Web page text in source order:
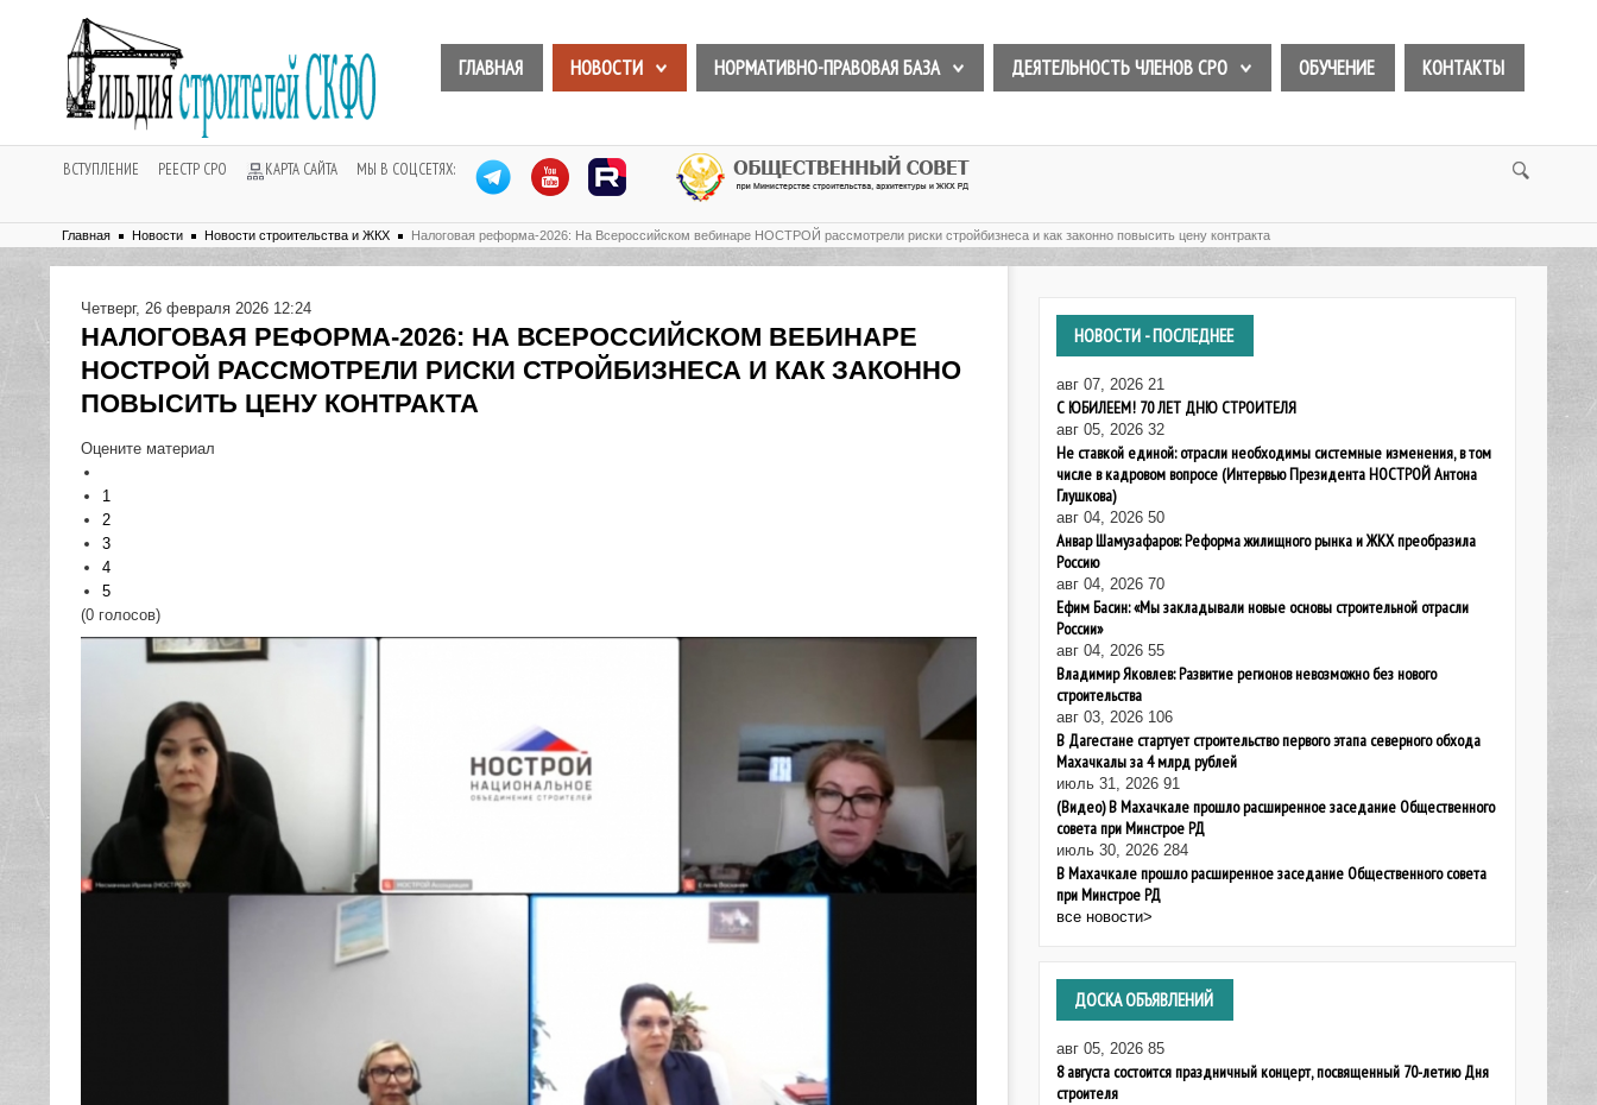
ГЛАВНАЯ НОВОСТИ НОРМАТИВНО-ПРАВОВАЯ БАЗА ДЕЯТЕЛЬНОСТЬ ЧЛЕНОВ СРО ОБУЧЕНИЕ КОНТАКТЫ
ВСТУПЛЕНИЕ РЕЕСТР СРО КАРТА САЙТА МЫ В СОЦСЕТЯХ:
Главная Новости Новости строительства и ЖКХ Налоговая реформа-2026: На Всероссийском вебинаре НОСТРОЙ рассмотрели риски стройбизнеса и как законно повысить цену контракта
Четверг, 26 февраля 2026 12:24
НАЛОГОВАЯ РЕФОРМА-2026: НА ВСЕРОССИЙСКОМ ВЕБИНАРЕ
НОСТРОЙ РАССМОТРЕЛИ РИСКИ СТРОЙБИЗНЕСА И КАК ЗАКОННО
ПОВЫСИТЬ ЦЕНУ КОНТРАКТА
Оцените материал
1
2
3
4
5
(0 голосов)
НОВОСТИ - ПОСЛЕДНЕЕ
авг 07, 2026 21
С ЮБИЛЕЕМ! 70 ЛЕТ ДНЮ СТРОИТЕЛЯ
авг 05, 2026 32
Не ставкой единой: отрасли необходимы системные изменения, в том
числе в кадровом вопросе (Интервью Президента НОСТРОЙ Антона
Глушкова)
авг 04, 2026 50
Анвар Шамузафаров: Реформа жилищного рынка и ЖКХ преобразила
Россию
авг 04, 2026 70
Ефим Басин: «Мы закладывали новые основы строительной отрасли
России»
авг 04, 2026 55
Владимир Яковлев: Развитие регионов невозможно без нового
строительства
авг 03, 2026 106
В Дагестане стартует строительство первого этапа северного обхода
Махачкалы за 4 млрд рублей
июль 31, 2026 91
(Видео) В Махачкале прошло расширенное заседание Общественного
совета при Минстрое РД
июль 30, 2026 284
В Махачкале прошло расширенное заседание Общественного совета
при Минстрое РД
все новости>
ДОСКАОБЪЯВЛЕНИЙ
авг 05, 2026 85
8 августа состоится праздничный концерт, посвященный 70-летию Дня
строителя